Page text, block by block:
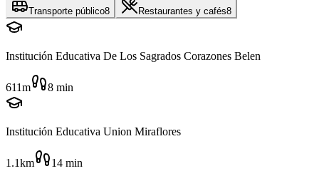
Transporte público8 Restaurantes y cafés8
Institución Educativa De Los Sagrados Corazones Belen
611m 8 min
Institución Educativa Union Miraflores
1.1km 14 min